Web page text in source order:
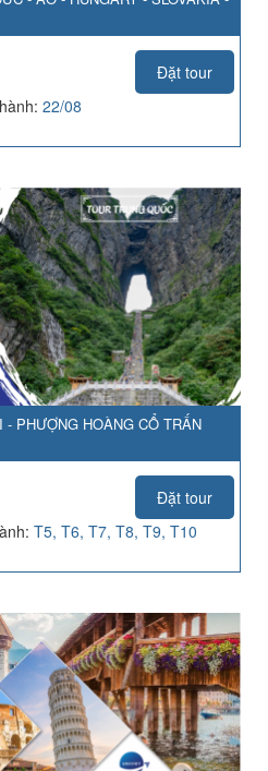
Đặt tour
22/08
PHƯỢNG HOÀNG CỔ TRẤN
Đặt tour
T5, T6, T7, T8, T9, T10